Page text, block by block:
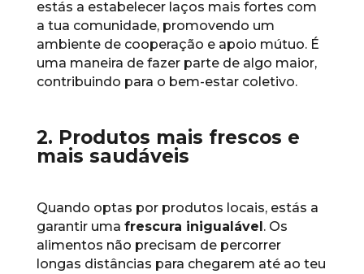
estás a estabelecer laços mais fortes com
a tua comunidade, promovendo um
ambiente de cooperação e apoio mútuo. É
uma maneira de fazer parte de algo maior,
contribuindo para o bem-estar coletivo.
2. Produtos mais frescos e
mais saudáveis
Quando optas por produtos locais, estás a
garantir uma frescura inigualável. Os
alimentos não precisam de percorrer
longas distâncias para chegarem até ao teu